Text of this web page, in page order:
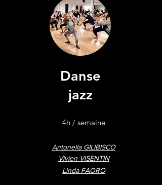
Danse
jazz
4h / semaine
Antonella GILIBISCO
Vivien VISENTIN
Linda FAORO